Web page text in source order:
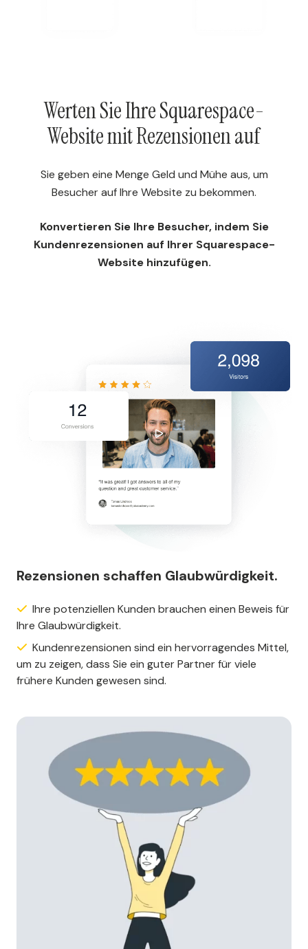
Werten Sie Ihre Squarespace-
Website mit Rezensionen auf
Sie geben eine Menge Geld und Mühe aus, um
Besucher auf Ihre Website zu bekommen.
Konvertieren Sie Ihre Besucher, indem Sie
Kundenrezensionen auf Ihrer Squarespace-
Website hinzufügen.
Rezensionen schaffen Glaubwürdigkeit.
Ihre potenziellen Kunden brauchen einen Beweis für
Ihre Glaubwürdigkeit.
Kundenrezensionen sind ein hervorragendes Mittel,
um zu zeigen, dass Sie ein guter Partner für viele
frühere Kunden gewesen sind.